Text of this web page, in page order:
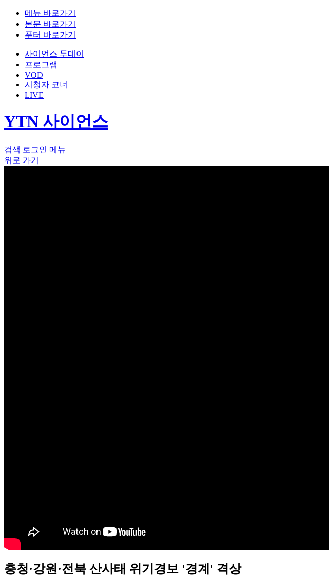
메뉴 바로가기
본문 바로가기
푸터 바로가기
사이언스 투데이
프로그램
VOD
시청자 코너
LIVE
YTN 사이언스
검색 로그인 메뉴
위로 가기
충청·강원·전북 산사태 위기경보 '경계' 격상